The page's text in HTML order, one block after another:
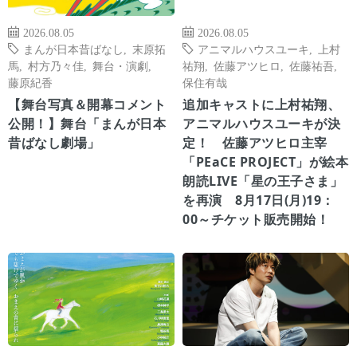
2026.08.05
まんが日本昔ばなし
末原拓
馬
村方乃々佳 舞台・演劇
藤原紀香
【舞台写真＆開幕コメント
公開！】舞台「まんが日本
昔ばなし劇場」
2026.08.05
アニマルハウスユーキ
上村
祐翔
佐藤アツヒロ 佐藤祐吾
保住有哉
追加キャストに上村祐翔、
アニマルハウスユーキが決
定！ 佐藤アツヒロ主宰
「PEaCE PROJECT」が絵本
朗読LIVE「星の王子さま」
を再演 8月17日(月)19：
00～チケット販売開始！